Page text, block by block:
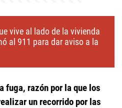
vive al lado de la vivienda
al 911 para dar aviso a la
fuga, razón por la que los
un recorrido por las